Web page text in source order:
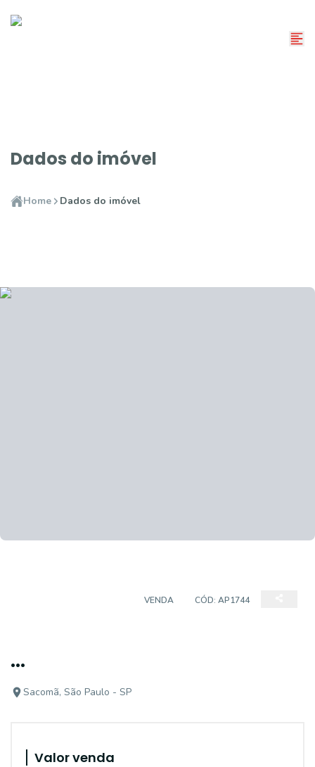
Dados do imóvel
Home Dados do imóvel
VENDA CÓD: AP1744
...
Sacomã, São Paulo - SP
Valor venda